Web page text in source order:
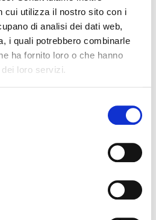
cui utilizza il nostro sito con i
di analisi dei dati web,
i quali potrebbero combinarle
ha fornito loro o che hanno
loro servizi.
EXCURSION